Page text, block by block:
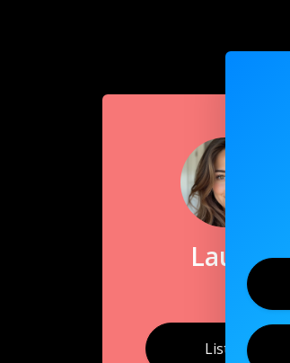
Laura
Listen